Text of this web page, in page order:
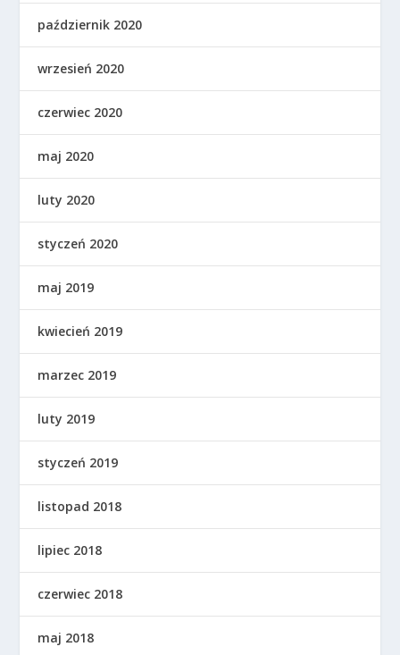
październik 2020
wrzesień 2020
czerwiec 2020
maj 2020
luty 2020
styczeń 2020
maj 2019
kwiecień 2019
marzec 2019
luty 2019
styczeń 2019
listopad 2018
lipiec 2018
czerwiec 2018
maj 2018